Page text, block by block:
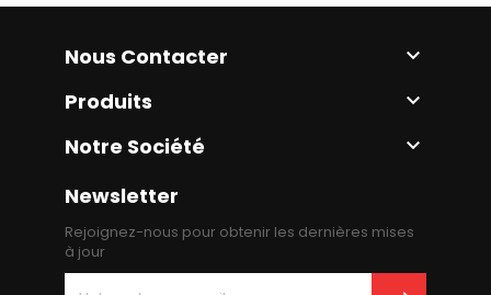
Nous Contacter 
Produits 
Notre Société 
Newsletter
Rejoignez-nous pour obtenir les dernières mises
à jour